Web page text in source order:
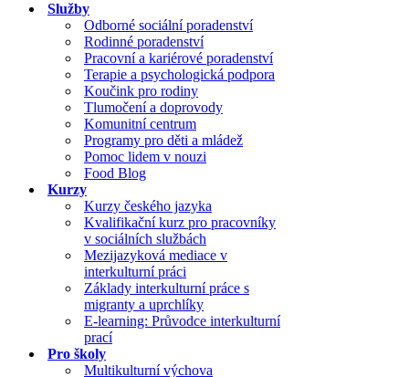
Služby
Odborné sociální poradenství
Rodinné poradenství
Pracovní a kariérové poradenství
Terapie a psychologická podpora
Koučink pro rodiny
Tlumočení a doprovody
Komunitní centrum
Programy pro děti a mládež
Pomoc lidem v nouzi
Food Blog
Kurzy
Kurzy českého jazyka
Kvalifikační kurz pro pracovníky
v sociálních službách
Mezijazyková mediace v
interkulturní práci
Základy interkulturní práce s
migranty a uprchlíky
E-learning: Průvodce interkulturní
prací
Pro školy
Multikulturní výchova